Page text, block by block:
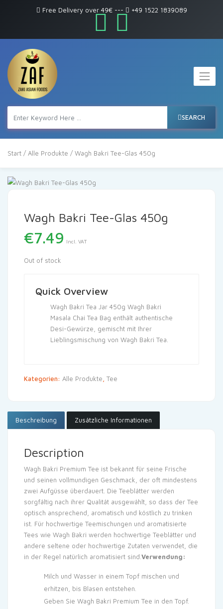
Free Delivery over 49€--- +49 1522 1839089
SEARCH
Start / Alle Produkte / Wagh Bakri Tee-Glas 450g
Wagh Bakri Tee-Glas 450g
€7.49 Incl. VAT
Out of stock
Quick Overview
Wagh Bakri Tea Jar 450g Wagh Bakri
Masala Chai Tea Bag enthält authentische
Desi-Gewürze, gemischt mit Ihrer
Lieblingsmischung von Wagh Bakri Tea.
Kategorien: Alle Produkte, Tee
Beschreibung Zusätzliche Informationen
Description
Wagh Bakri Premium Tee ist bekannt für seine Frische
und seinen vollmundigen Geschmack, der oft mindestens
zwei Aufgüsse überdauert. Die Teeblätter werden
sorgfältig nach ihrer Qualität ausgewählt, so dass der Tee
optisch ansprechend, aromatisch und köstlich zu trinken
ist. Für hochwertige Teemischungen und aromatisierte
Tees wie Wagh Bakri werden hochwertige Teeblätter und
andere seltene oder hochwertige Zutaten verwendet, die
in der Regel natürlich aromatisiert sind.Verwendung:
Milch und Wasser in einem Topf mischen und
erhitzen, bis Blasen entstehen.
Geben Sie Wagh Bakri Premium Tee in den Topf.